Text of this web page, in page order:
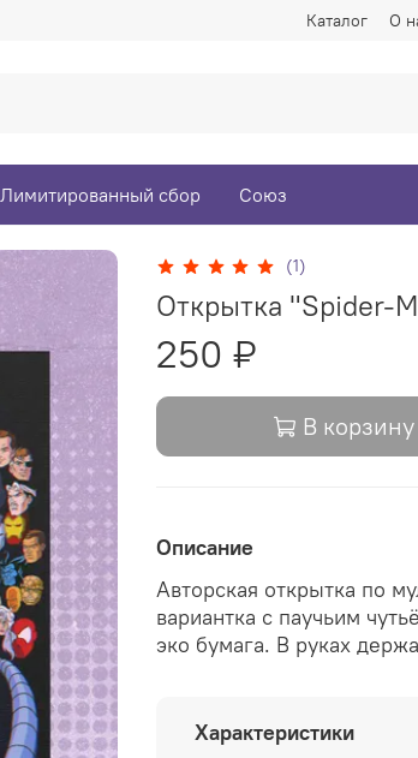
Каталог О
Лимитированный сбор Союз
(1)
Открытка "Spider-
250 ₽
В корзину
Описание
Авторская открытка по
вариантка с паучьим
эко бумага. В руках
Характеристики